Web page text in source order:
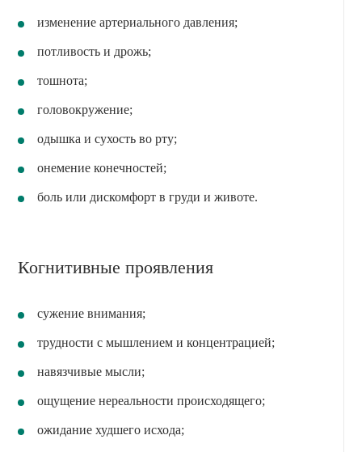
изменение артериального давления;
потливость и дрожь;
тошнота;
головокружение;
одышка и сухость во рту;
онемение конечностей;
боль или дискомфорт в груди и животе.
Когнитивные проявления
сужение внимания;
трудности с мышлением и концентрацией;
навязчивые мысли;
ощущение нереальности происходящего;
ожидание худшего исхода;